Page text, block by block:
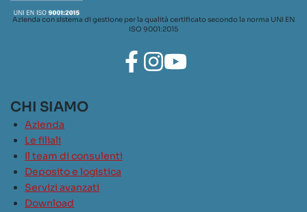
Azienda con sistema di gestione per la qualità certificato secondo la norma UNI EN
ISO 9001:2015
CHI SIAMO
Azienda
Le filiali
Il team di consulenti
Deposito e logistica
Servizi avanzati
Download